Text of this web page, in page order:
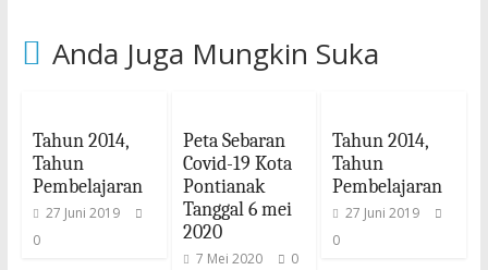
Anda Juga Mungkin Suka
Tahun 2014,
Tahun
Pembelajaran
27 Juni 2019
0
Peta Sebaran
Covid-19 Kota
Pontianak
Tanggal 6 mei
2020
7 Mei 2020 0
Tahun 2014,
Tahun
Pembelajaran
27 Juni 2019
0